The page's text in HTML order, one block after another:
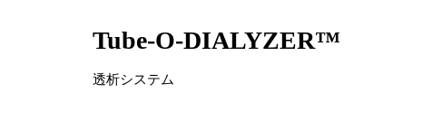
Tube-O-DIALYZER™
透析システム